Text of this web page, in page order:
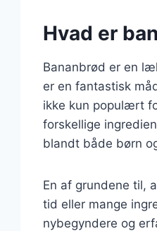
Hvad er
Bananbrød er en
er en fantastisk
ikke kun populært
forskellige
blandt både børn
En af grundene til,
tid eller mange
nybegyndere og